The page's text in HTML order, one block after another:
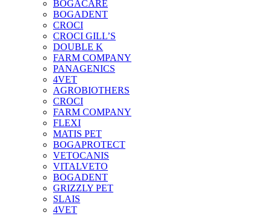
BOGACARE
BOGADENT
CROCI
CROCI GILL’S
DOUBLE K
FARM COMPANY
PANAGENICS
4VET
AGROBIOTHERS
CROCI
FARM COMPANY
FLEXI
MATIS PET
BOGAPROTECT
VETOCANIS
VITALVETO
BOGADENT
GRIZZLY PET
SLAIS
4VET